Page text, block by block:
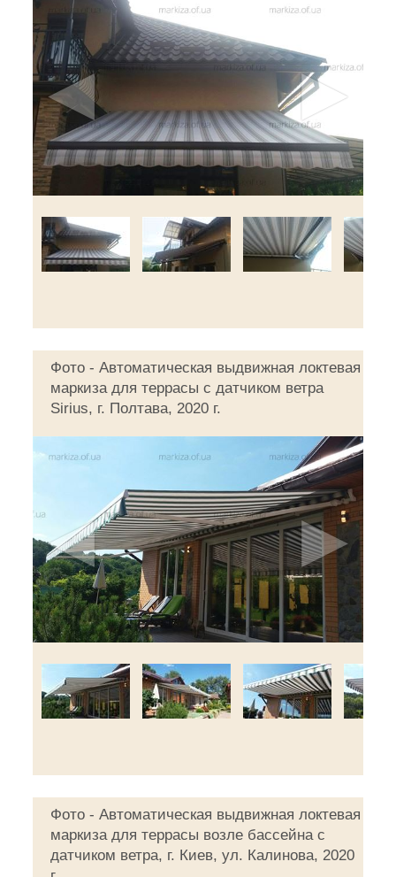
◄ ►
Фото - Автоматическая выдвижная локтевая
маркиза для террасы с датчиком ветра
Sirius, г. Полтава, 2020 г.
◄ ►
Фото - Автоматическая выдвижная локтевая
маркиза для террасы возле бассейна с
датчиком ветра, г. Киев, ул. Калинова, 2020